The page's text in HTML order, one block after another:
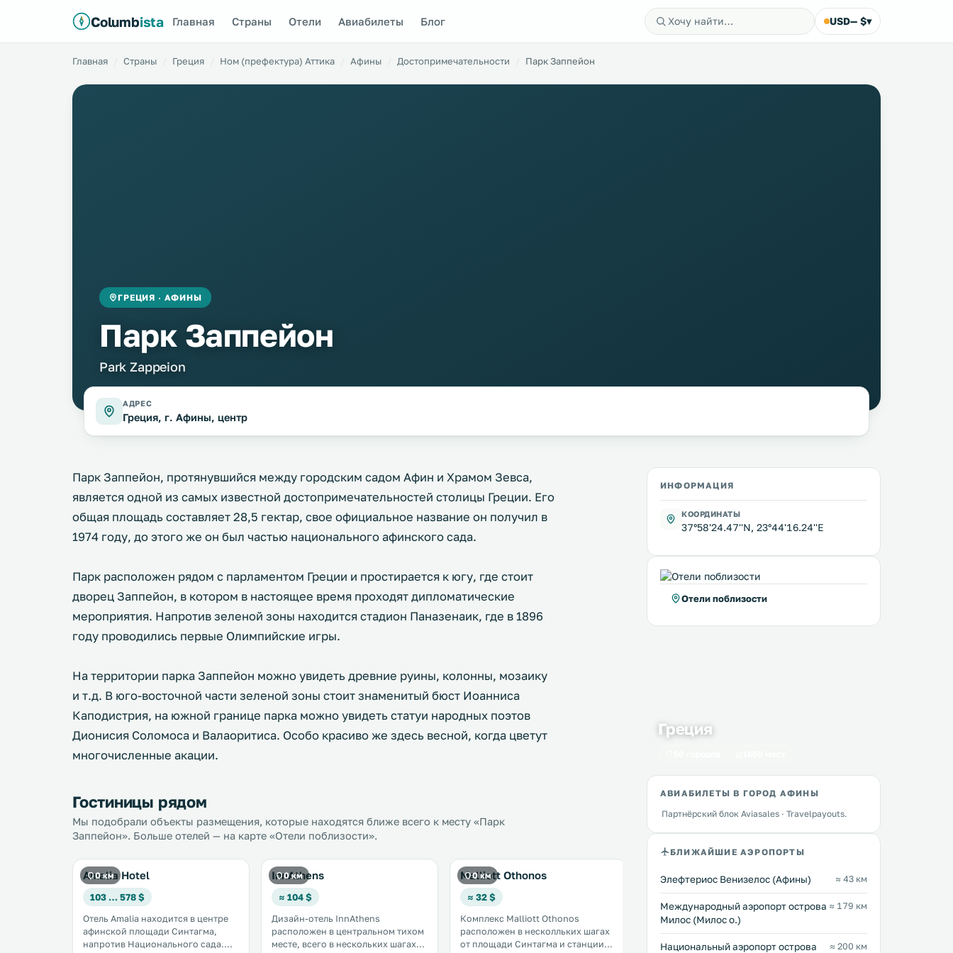
Columbista Главная Страны Отели Авиабилеты Блог USD— $▾
Главная Страны Греция Ном (префектура) Аттика Афины Достопримечательности Парк Заппейон
ГРЕЦИЯ · АФИНЫ
Парк Заппейон
Park Zappeion
АДРЕС
Греция, г. Афины, центр
Парк Заппейон, протянувшийся между городским садом Афин и Храмом Зевса,
является одной из самых известной достопримечательностей столицы Греции. Его
общая площадь составляет 28,5 гектар, свое официальное название он получил в
1974 году, до этого же он был частью национального афинского сада.
Парк расположен рядом с парламентом Греции и простирается к югу, где стоит
дворец Заппейон, в котором в настоящее время проходят дипломатические
мероприятия. Напротив зеленой зоны находится стадион Паназенаик, где в 1896
году проводились первые Олимпийские игры.
На территории парка Заппейон можно увидеть древние руины, колонны, мозаику
и т.д. В юго-восточной части зеленой зоны стоит знаменитый бюст Иоанниса
Каподистрия, на южной границе парка можно увидеть статуи народных поэтов
Дионисия Соломоса и Валаоритиса. Особо красиво же здесь весной, когда цветут
многочисленные акации.
Гостиницы рядом
Мы подобрали объекты размещения, которые находятся ближе всего к месту «Парк
Заппейон». Больше отелей — на карте «Отели поблизости».
0 км
Amalia Hotel
103 … 578 $
Отель Amalia находится в центре
афинской площади Синтагма,
напротив Национального сада.
0 км
InnAthens
≈ 104 $
Дизайн-отель InnAthens
расположен в центральном тихом
месте, всего в нескольких шагах
0 км
Malliott Othonos
≈ 32 $
Комплекс Malliott Othonos
расположен в несколльких шагах
от площади Синтагма и станции
0 км
New Hotel
170 … 2860 $
Этот новый дизайн-отель
находится в самом центре города,
в 200 метрах от площади
0 км
PL2 - Stylish studio in
≈ 52 $
кондиционером и
Fi расположены в Афинах. В 200
ИНФОРМАЦИЯ
КООРДИНАТЫ
37°58'24.47''N, 23°44'16.24''E
Отели поблизости
Греция
АВИАБИЛЕТЫ В ГОРОД АФИНЫ
Партнёрский блок Aviasales · Travelpayouts.
БЛИЖАЙШИЕ АЭРОПОРТЫ
Элефтериос Венизелос (Афины) ≈ 43 км
Междунарoдный аэропорт острова
Милос (Милос о.)
≈ 179 км
Национальный аэропорт острова
≈ 200 км